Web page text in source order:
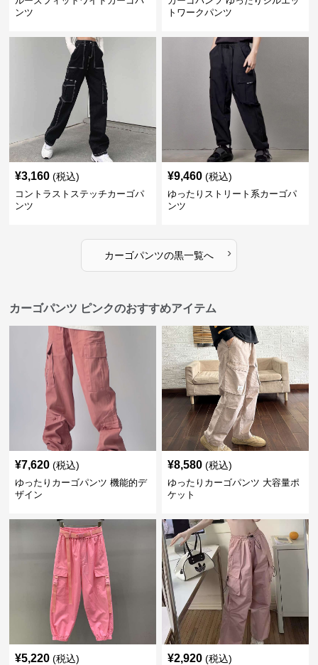
ンツ
トワークパンツ
¥3,160 (税込)
コントラストステッチカーゴパ
ンツ
¥9,460 (税込)
ゆったりストリート系カーゴパ
ンツ
カーゴパンツの黒一覧へ ›
カーゴパンツ ピンクのおすすめアイテム
¥7,620 (税込)
ゆったりカーゴパンツ 機能的デ
ザイン
¥8,580 (税込)
ゆったりカーゴパンツ 大容量ポ
ケット
¥5,220 (税込) ¥2,920 (税込)